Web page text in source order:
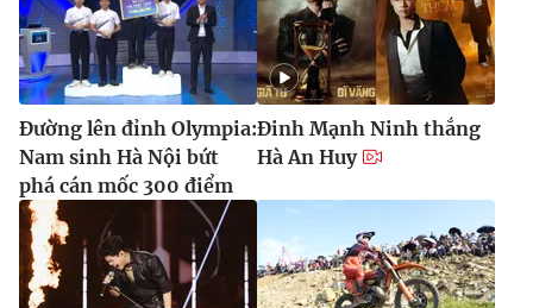
Đường lên đỉnh Olympia:
Nam sinh Hà Nội bứt
phá cán mốc 300 điểm
Đinh Mạnh Ninh thắng
Hà An Huy